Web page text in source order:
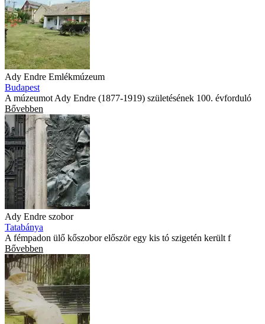
Ady Endre Emlékmúzeum
Budapest
A múzeumot Ady Endre (1877-1919) születésének 100. évforduló
Bővebben
Ady Endre szobor
Tatabánya
A fémpadon ülő kőszobor először egy kis tó szigetén került f
Bővebben